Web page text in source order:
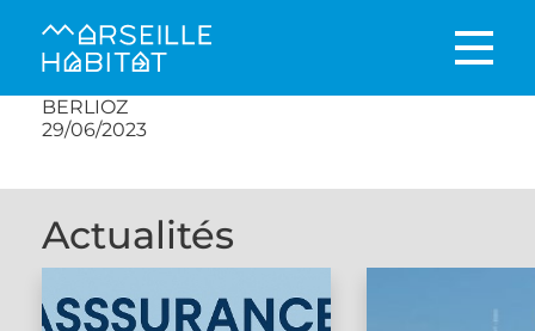
BERLIOZ
29/06/2023
Actualités